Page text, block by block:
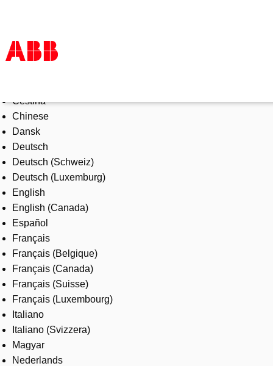
Products & Solutions
Industries
Services
About us
Where to buy
Contact us
Careers
Čeština
Chinese
Dansk
Deutsch
Deutsch (Schweiz)
Deutsch (Luxemburg)
English
English (Canada)
Español
Français
Français (Belgique)
Français (Canada)
Français (Suisse)
Français (Luxembourg)
Italiano
Italiano (Svizzera)
Magyar
Nederlands